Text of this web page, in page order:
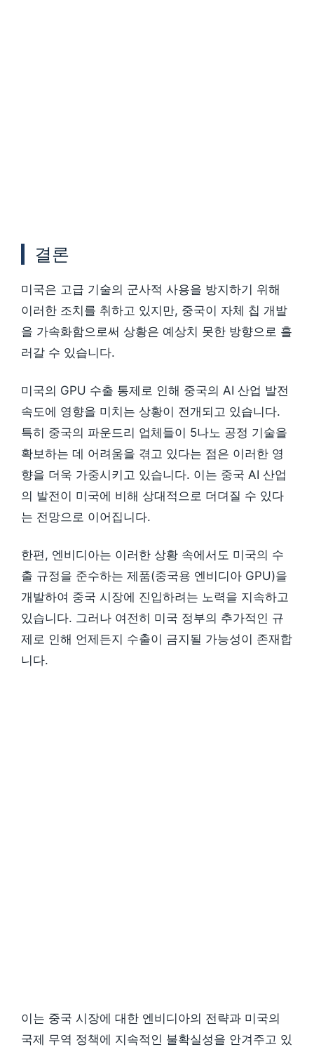
결론
미국은 고급 기술의 군사적 사용을 방지하기 위해
이러한 조치를 취하고 있지만, 중국이 자체 칩 개발
을 가속화함으로써 상황은 예상치 못한 방향으로 흘
러갈 수 있습니다.
미국의 GPU 수출 통제로 인해 중국의 AI 산업 발전
속도에 영향을 미치는 상황이 전개되고 있습니다.
특히 중국의 파운드리 업체들이 5나노 공정 기술을
확보하는 데 어려움을 겪고 있다는 점은 이러한 영
향을 더욱 가중시키고 있습니다. 이는 중국 AI 산업
의 발전이 미국에 비해 상대적으로 더뎌질 수 있다
는 전망으로 이어집니다.
한편, 엔비디아는 이러한 상황 속에서도 미국의 수
출 규정을 준수하는 제품(중국용 엔비디아 GPU)을
개발하여 중국 시장에 진입하려는 노력을 지속하고
있습니다. 그러나 여전히 미국 정부의 추가적인 규
제로 인해 언제든지 수출이 금지될 가능성이 존재합
니다.
이는 중국 시장에 대한 엔비디아의 전략과 미국의
국제 무역 정책에 지속적인 불확실성을 안겨주고 있